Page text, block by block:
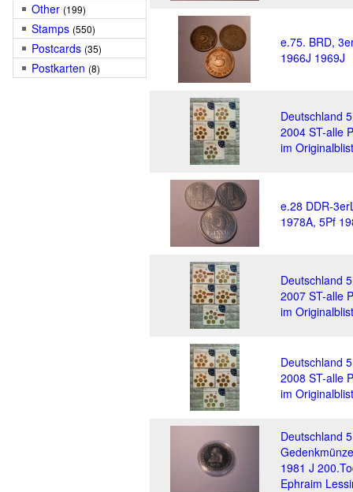
Other (199)
Stamps (550)
Postcards (35)
Postkarten (8)
e.75. BRD,
1966J 1969J
Deutschland
2004 ST-alle
im
e.28 DDR-
1978A, 5Pf
Deutschland
2007 ST-alle
im
Deutschland
2008 ST-alle
im
Deutschland
1981 J
Ephraim